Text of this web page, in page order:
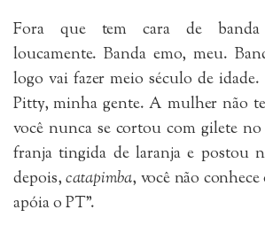
Fora que tem cara de banda
loucamente. Banda emo, meu.
logo vai fazer meio século de
Pitty, minha gente. A mulher não
você nunca se cortou com gilete
franja tingida de laranja e postou
depois,catapimba, você não
apóia o PT”.